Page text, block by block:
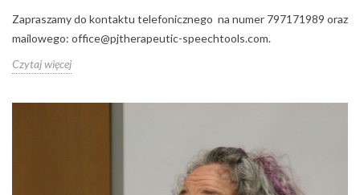
Zapraszamy do kontaktu telefonicznego na numer 797171989 oraz
mailowego: office@pjtherapeutic-speechtools.com.
Czytaj więcej